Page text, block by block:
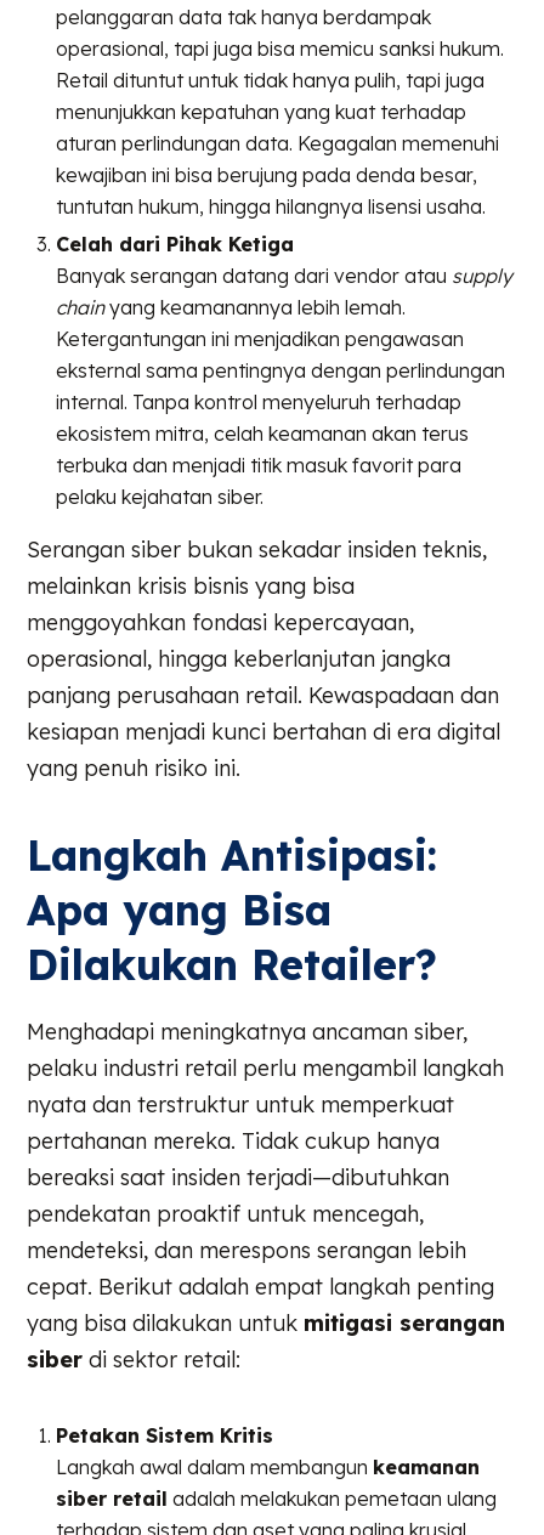
pelanggaran data tak hanya berdampak
operasional, tapi juga bisa memicu sanksi hukum.
Retail dituntut untuk tidak hanya pulih, tapi juga
menunjukkan kepatuhan yang kuat terhadap
aturan perlindungan data. Kegagalan memenuhi
kewajiban ini bisa berujung pada denda besar,
tuntutan hukum, hingga hilangnya lisensi usaha.
Celah dari Pihak Ketiga
Banyak serangan datang dari vendor atau supply
chainyang keamanannya lebih lemah.
Ketergantungan ini menjadikan pengawasan
eksternal sama pentingnya dengan perlindungan
internal. Tanpa kontrol menyeluruh terhadap
ekosistem mitra, celah keamanan akan terus
terbuka dan menjadi titik masuk favorit para
pelaku kejahatan siber.
Serangan siber bukan sekadar insiden teknis,
melainkan krisis bisnis yang bisa
menggoyahkan fondasi kepercayaan,
operasional, hingga keberlanjutan jangka
panjang perusahaan retail. Kewaspadaan dan
kesiapan menjadi kunci bertahan di era digital
yang penuh risiko ini.
Langkah Antisipasi:
Apa yang Bisa
Dilakukan Retailer?
Menghadapi meningkatnya ancaman siber,
pelaku industri retail perlu mengambil langkah
nyata dan terstruktur untuk memperkuat
pertahanan mereka. Tidak cukup hanya
bereaksi saat insiden terjadi—dibutuhkan
pendekatan proaktif untuk mencegah,
mendeteksi, dan merespons serangan lebih
cepat. Berikut adalah empat langkah penting
yang bisa dilakukan untuk mitigasi serangan
siber di sektor retail:
Petakan Sistem Kritis
Langkah awal dalam membangun keamanan
siber retail adalah melakukan pemetaan ulang
terhadap sistem dan aset yang paling krusial,